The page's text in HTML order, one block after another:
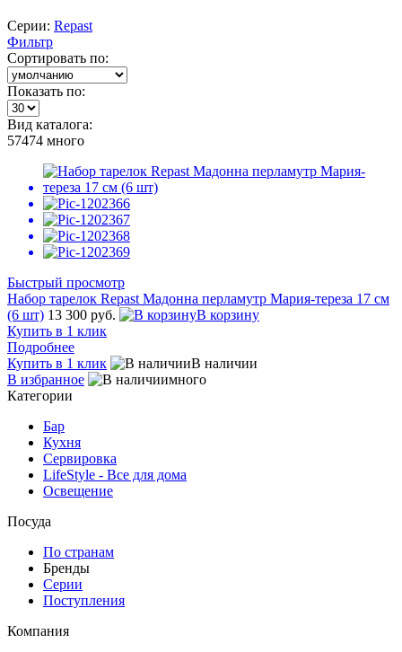
Серии: Repast
Фильтр
Сортировать по:
Показать по:
Вид каталога:
57474 много
Быстрый просмотр
Набор тарелок Repast Мадонна перламутр Мария-тереза 17 см
(6 шт) 13 300 руб.
В корзину
Купить в 1 клик
Подробнее
Купить в 1 клик
В наличии
В избранное
много
Категории
Бар
Кухня
Сервировка
LifeStyle - Все для дома
Освещение
Посуда
По странам
Бренды
Серии
Поступления
Компания